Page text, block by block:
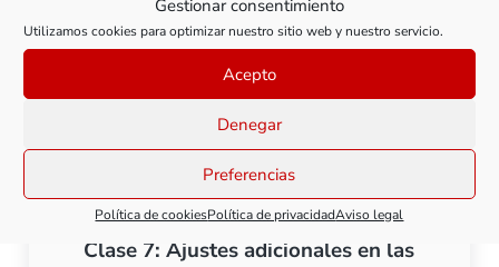
Gestionar consentimiento
Utilizamos cookies para optimizar nuestro sitio web y nuestro servicio.
Acepto
Denegar
Preferencias
Política de cookiesPolítica de privacidadAviso legal
Clase 6: Configuración de funciones.
Clase 6: Configuración de
Clase 7: Ajustes adicionales en las